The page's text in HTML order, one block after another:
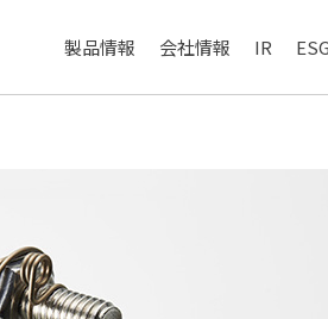
製品情報 会社情報 IR